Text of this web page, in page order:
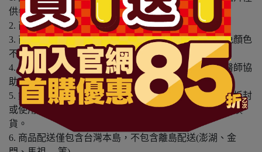
供參考，依實際收到商品為準。
2. 商品包裝會有新舊轉換期，依實際收到商品為準。
3. 商品下訂前，建議實際試色、試用後再行購買，避免顏色
不符或肌膚不適等症狀。
4. 商品使用後若出現不適或非預期反應，請尋求專業醫師協
助。
5. 鑑賞期非試用期，本產品屬於私人消耗性產品，如已拆封
或使用過、無法恢復原狀、商品外盒損壞恕無法辦理退換
貨。
6. 商品配送僅包含台灣本島，不包含離島配送(澎湖、金